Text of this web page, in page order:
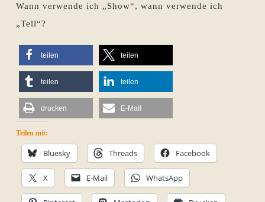
Wann verwende ich „Show“, wann verwende ich
„Tell“?
teilen teilen
teilen teilen
drucken E-Mail
Teilen mit:
Bluesky Threads Facebook
X E-Mail WhatsApp